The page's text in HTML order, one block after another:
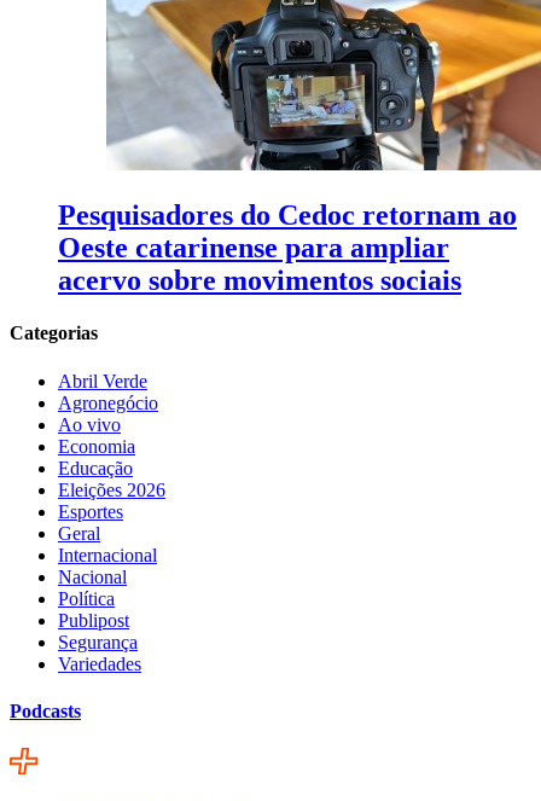
Pesquisadores do Cedoc retornam ao
Oeste catarinense para ampliar
acervo sobre movimentos sociais
Categorias
Abril Verde
Agronegócio
Ao vivo
Economia
Educação
Eleições 2026
Esportes
Geral
Internacional
Nacional
Política
Publipost
Segurança
Variedades
Podcasts